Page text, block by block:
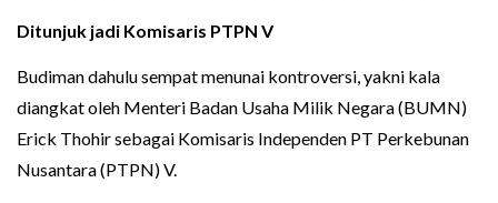
Ditunjuk jadi Komisaris PTPN V
Budiman dahulu sempat menunai kontroversi, yakni kala
diangkat oleh Menteri Badan Usaha Milik Negara (BUMN)
Erick Thohir sebagai Komisaris Independen PT Perkebunan
Nusantara (PTPN) V.